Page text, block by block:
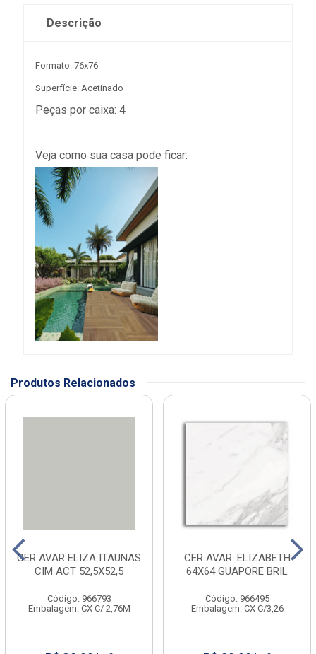
Descrição
Formato: 76x76
Superfície: Acetinado
Peças por caixa: 4
Veja como sua casa pode ficar:
Produtos Relacionados
CER AVAR ELIZA ITAUNAS
CIM ACT 52,5X52,5
Código: 966793
Embalagem: CX C/ 2,76M
CER AVAR. ELIZABETH
64X64 GUAPORE BRIL
Código: 966495
Embalagem: CX C/3,26